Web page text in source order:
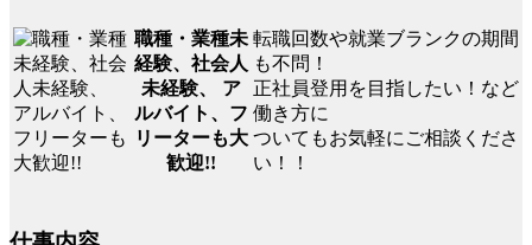
職種・業種未
経験、社会人
未経験、 ア
ルバイト、フ
リーターも大
歓迎!!
転職回数や就業ブランクの期間
も不問！
正社員登用を目指したい！など
働き方に
ついてもお気軽にご相談くださ
い！！